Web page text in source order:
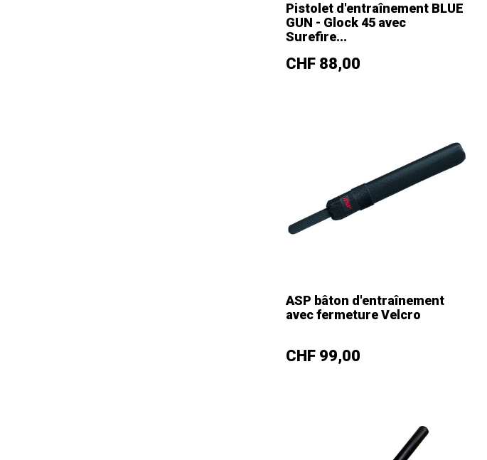
Pistolet d'entraînement BLUE
GUN - Glock 45 avec
Surefire...
Prix
CHF 88,00
ASP bâton d'entraînement
avec fermeture Velcro
Prix
CHF 99,00